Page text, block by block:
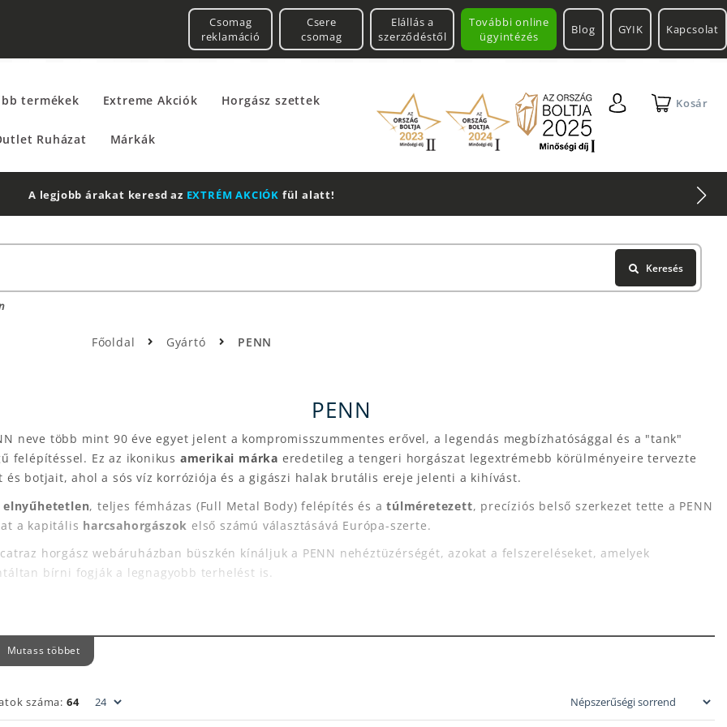
További online
ügyintézés
Csomag
reklamáció
Csere
csomag
Elállás a
szerződéstől
Blog GYIK Kapcsolat
termékek Extreme Akciók Horgász szettek
Ruházat Márkák
Kosár
2 db Shimano Aero Technium +LeathermanMultitool
Keresés
Főoldal Gyártó PENN
PENN
neve több mint 90 éve egyet jelent a kompromisszummentes erővel, a legendás megbízhatósággal és a "tank"
felépítéssel. Ez az ikonikus amerikai márka eredetileg a tengeri horgászat legextrémebb körülményeire tervezte
és botjait, ahol a sós víz korróziója és a gigászi halak brutális ereje jelenti a kihívást.
elnyűhetetlen, teljes fémházas (Full Metal Body) felépítés és atúlméretezett, precíziós belső szerkezet tette a PENN
a kapitális harcsahorgászok első számú választásává Európa-szerte.
horgász webáruházban büszkén kínáljuk a PENN nehéztüzérségét, azokat a felszereléseket, amelyek
bírni fogják a legnagyobb terhelést is.
harcsát célzol, az orsó nem lehet kérdés. Kínálatunkban a harcsázás csúcsmodelljeit találod:
rendelkezik, így teljesen védett a víz és a szennyeződések ellen. A CNC-megmunkált fogaskerekek és a
Mutass többet
száma: 64